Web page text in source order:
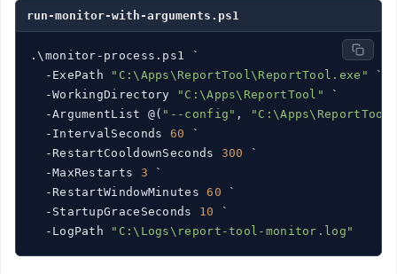
run-monitor-with-arguments.ps1
.\monitor-process.ps1 `
  -ExePath
"C:\Apps\ReportTool\ReportTool.exe"
`
  -WorkingDirectory
"C:\Apps\ReportTool"
`
  -ArgumentList @(
"--config" ,
  -IntervalSeconds
60 `
  -RestartCooldownSeconds
300
`
  -MaxRestarts
3 `
  -RestartWindowMinutes
60 `
  -StartupGraceSeconds
10
`
  -LogPath
"C:\Logs\report-tool-monitor.log"